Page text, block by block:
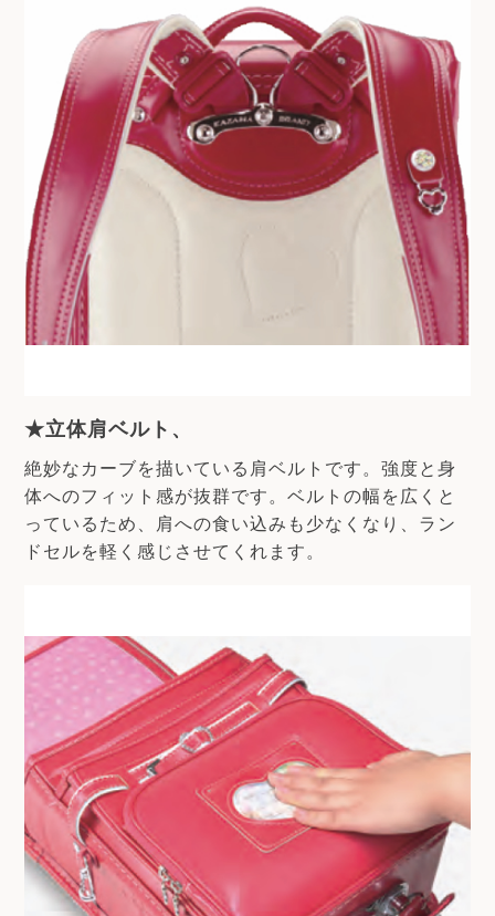
★立体肩ベルト、
絶妙なカーブを描いている肩ベルトです。強度と身
体へのフィット感が抜群です。ベルトの幅を広くと
っているため、肩への食い込みも少なくなり、ラン
ドセルを軽く感じさせてくれます。